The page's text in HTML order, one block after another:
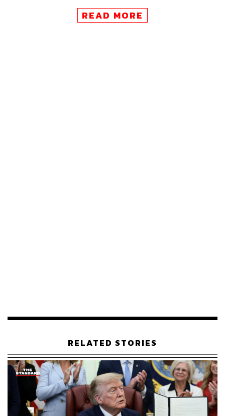
มาจากการรวมตัวกันในที่ร่มและไม่รักษาระยะห่างของ
ประชาชน รวมถึงไม่ปฏิบัติตามมาตรการป้องกันการระบาด
https://www.aljazeera.com/news/2021/10/24/as-outbr
eak-worsens-covid-19-cases-in-eastern-europe-near
-20m
https://www.reuters.com/world/europe/outbreak-wors
ens-covid-19-cases-eastern-europe-near-20-million-
2021-10-24/
READ MORE
RELATED STORIES